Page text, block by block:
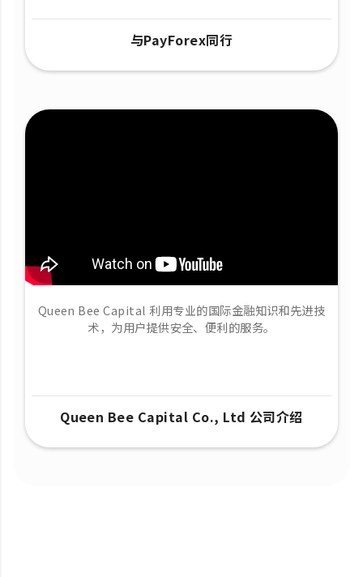
与PayForex同行
Queen Bee Capital 利用专业的国际金融知识和先进技
术，为用户提供安全、便利的服务。
Queen Bee Capital Co., Ltd 公司介绍